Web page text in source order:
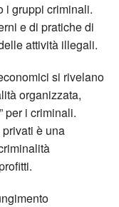
i gruppi criminali.
e di pratiche di
attività illegali.
si rivelano
organizzata,
per i criminali.
è una